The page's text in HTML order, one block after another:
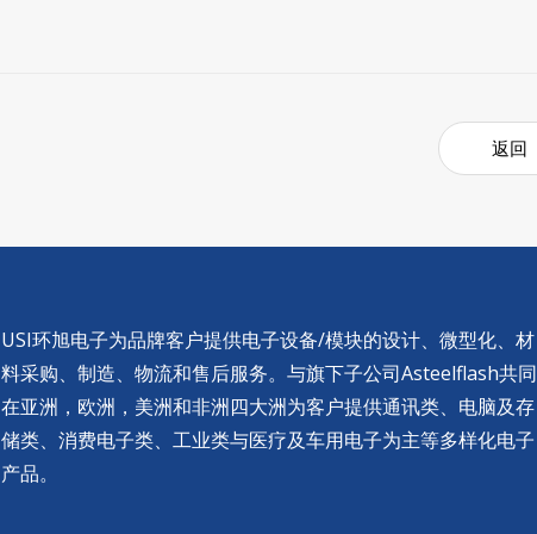
返回
USI环旭电子为品牌客户提供电子设备/模块的设计、微型化、材
料采购、制造、物流和售后服务。与旗下子公司Asteelflash共同
在亚洲，欧洲，美洲和非洲四大洲为客户提供通讯类、电脑及存
储类、消费电子类、工业类与医疗及车用电子为主等多样化电子
产品。